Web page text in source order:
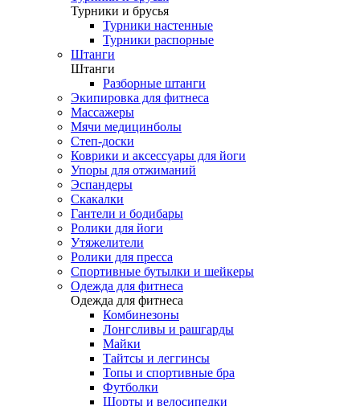
Турники и брусья
Турники настенные
Турники распорные
Штанги
Штанги
Разборные штанги
Экипировка для фитнеса
Массажеры
Мячи медицинболы
Степ-доски
Коврики и аксессуары для йоги
Упоры для отжиманий
Эспандеры
Скакалки
Гантели и бодибары
Ролики для йоги
Утяжелители
Ролики для пресса
Спортивные бутылки и шейкеры
Одежда для фитнеса
Одежда для фитнеса
Комбинезоны
Лонгсливы и рашгарды
Майки
Тайтсы и леггинсы
Топы и спортивные бра
Футболки
Шорты и велосипедки